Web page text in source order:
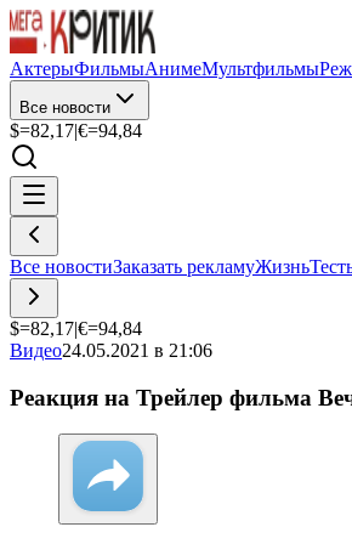
АктерыФильмыАнимеМультфильмы
Все новости
$=82,17|€=94,84
Все новостиЗаказать рекламуЖизнь
$=82,17|€=94,84
Видео24.05.2021 в 21:06
Реакция на Трейлер фильма